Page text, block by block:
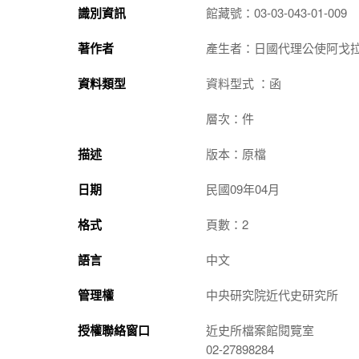
識別資訊 館藏號：03-03-043-01-009
著作者 產生者：日國代理公使阿戈
資料類型 資料型式 ：函
層次：件
描述 版本：原檔
日期 民國09年04月
格式 頁數：2
語言 中文
管理權 中央研究院近代史研究所
授權聯絡窗口
近史所檔案館閱覽室
02-27898284